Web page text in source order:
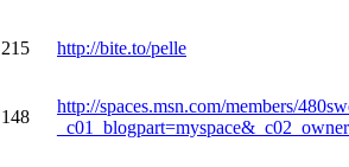
215 http://bite.to/pelle
148
http://spaces.msn.com/members/